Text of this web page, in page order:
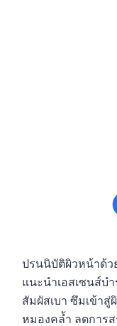
ปรนนิบัติผิวหน้าด้ว
แนะนำเอสเซนส์บ
สัมผัสเบา ซึมเข้า
หมองคล้ำ ลดการ